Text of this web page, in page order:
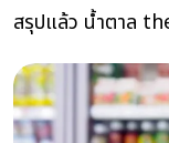
สรุปแล้ว น้ำตาล